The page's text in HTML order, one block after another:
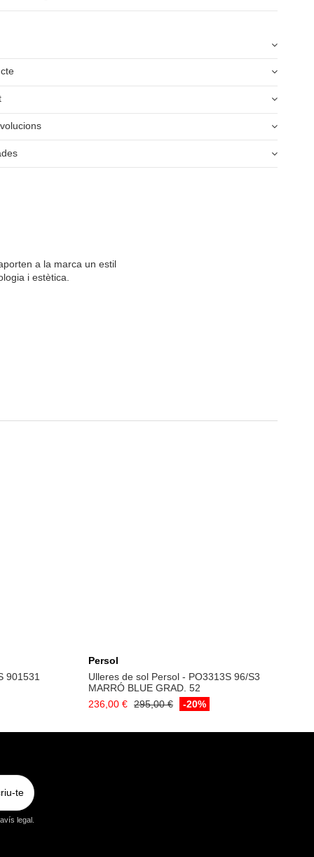
a la marca un estil
i estètica.
901531
Persol
Ulleres de sol Persol - PO3313S 96/S3
MARRÓ BLUE GRAD. 52
236,00 € 295,00 € -20%
te
legal.